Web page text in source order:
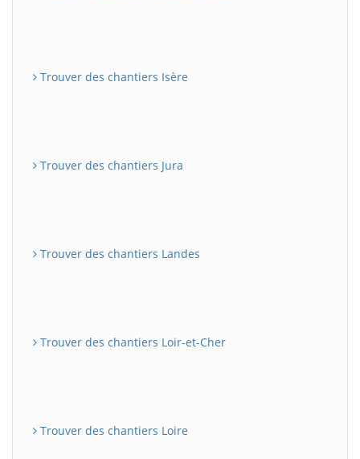
Trouver des chantiers Isère
Trouver des chantiers Jura
Trouver des chantiers Landes
Trouver des chantiers Loir-et-Cher
Trouver des chantiers Loire